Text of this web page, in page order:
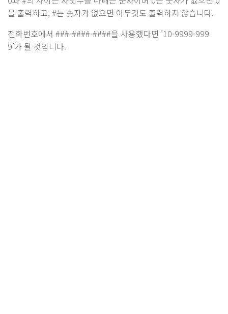
을 출력하고, #는 숫자가 없으면 아무것도 출력하지 않습니다.
전화번호에서 ###-####-####을 사용했다면 ’10-9999-999
9’가 될 것입니다.